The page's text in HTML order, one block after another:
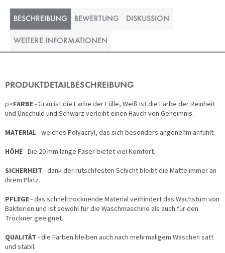
BESCHREIBUNG BEWERTUNG DISKUSSION
WEITERE INFORMATIONEN
PRODUKTDETAILBESCHREIBUNG
p>FARBE- Grau ist die Farbe der Fülle, Weiß ist die Farbe der Reinheit
und Unschuld und Schwarz verleiht einen Hauch von Geheimnis.
MATERIAL- weiches Polyacryl, das sich besonders angenehm anfühlt.
HÖHE- Die 20 mm lange Faser bietet viel Komfort.
SICHERHEIT - dank der rutschfesten Schicht bleibt die Matte immer an
ihrem Platz.
PFLEGE- das schnelltrocknende Material verhindert das Wachstum von
Bakterien und ist sowohl für die Waschmaschine als auch für den
Trockner geeignet.
QUALITÄT - die Farben bleiben auch nach mehrmaligem Waschen satt
und stabil.